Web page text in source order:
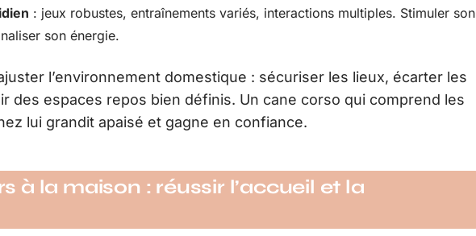
: jeux robustes, entraînements variés, interactions multiples. Stimuler son
son énergie.
l’environnement domestique : sécuriser les lieux, écarter les
des espaces repos bien définis. Un cane corso qui comprend les
lui grandit apaisé et gagne en confiance.
à la maison : réussir l’accueil et la